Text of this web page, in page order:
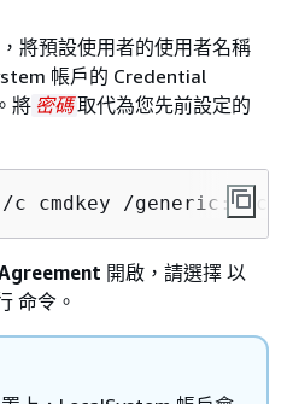
將預設使用者的使用者名稱
帳戶的 Credential
將 密碼取代為您先前設定的
/c cmdkey /
開啟，請選擇 以
命令。